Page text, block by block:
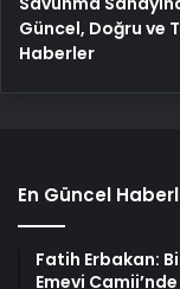
Güncel, Doğru ve
Haberler
En Güncel
Fatih Erbakan:
Emevi